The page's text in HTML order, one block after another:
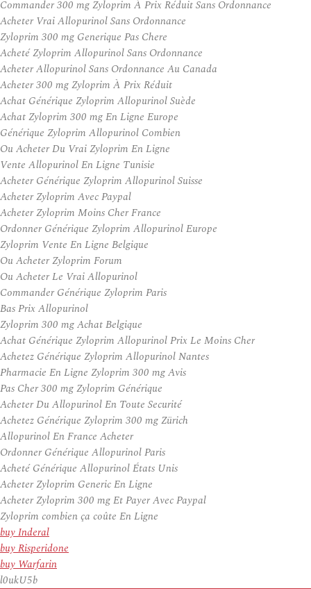
Commander 300 mg Zyloprim À Prix Réduit Sans Ordonnance
Acheter Vrai Allopurinol Sans Ordonnance
Zyloprim 300 mg Generique Pas Chere
Acheté Zyloprim Allopurinol Sans Ordonnance
Acheter Allopurinol Sans Ordonnance Au Canada
Acheter 300 mg Zyloprim À Prix Réduit
Achat Générique Zyloprim Allopurinol Suède
Achat Zyloprim 300 mg En Ligne Europe
Générique Zyloprim Allopurinol Combien
Ou Acheter Du Vrai Zyloprim En Ligne
Vente Allopurinol En Ligne Tunisie
Acheter Générique Zyloprim Allopurinol Suisse
Acheter Zyloprim Avec Paypal
Acheter Zyloprim Moins Cher France
Ordonner Générique Zyloprim Allopurinol Europe
Zyloprim Vente En Ligne Belgique
Ou Acheter Zyloprim Forum
Ou Acheter Le Vrai Allopurinol
Commander Générique Zyloprim Paris
Bas Prix Allopurinol
Zyloprim 300 mg Achat Belgique
Achat Générique Zyloprim Allopurinol Prix Le Moins Cher
Achetez Générique Zyloprim Allopurinol Nantes
Pharmacie En Ligne Zyloprim 300 mg Avis
Pas Cher 300 mg Zyloprim Générique
Acheter Du Allopurinol En Toute Securité
Achetez Générique Zyloprim 300 mg Zürich
Allopurinol En France Acheter
Ordonner Générique Allopurinol Paris
Acheté Générique Allopurinol États Unis
Acheter Zyloprim Generic En Ligne
Acheter Zyloprim 300 mg Et Payer Avec Paypal
Zyloprim combien ça coûte En Ligne
buy Inderal
buy Risperidone
buy Warfarin
l0ukU5b